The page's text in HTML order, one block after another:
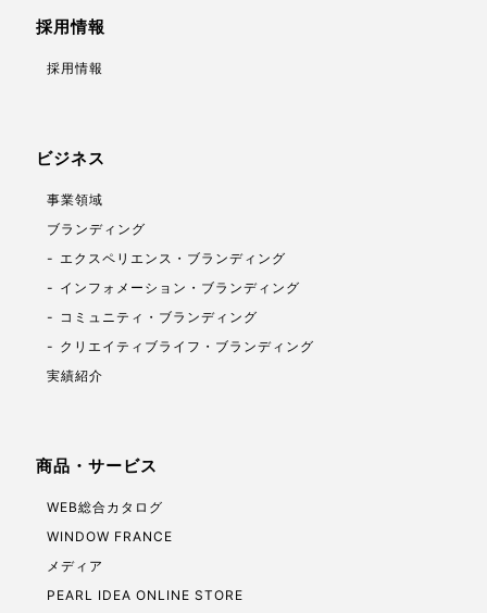
採用情報
採用情報
ビジネス
事業領域
ブランディング
エクスペリエンス・ブランディング
インフォメーション・ブランディング
コミュニティ・ブランディング
クリエイティブライフ・ブランディング
実績紹介
商品・サービス
WEB総合カタログ
WINDOW FRANCE
メディア
PEARL IDEA ONLINE STORE